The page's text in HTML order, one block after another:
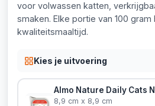
voor volwassen katten,
smaken. Elke portie van 100 gram
kwaliteitsmaaltijd.
Kies je uitvoering
Almo Nature Daily Cats
8,9 cm x 8,9 cm